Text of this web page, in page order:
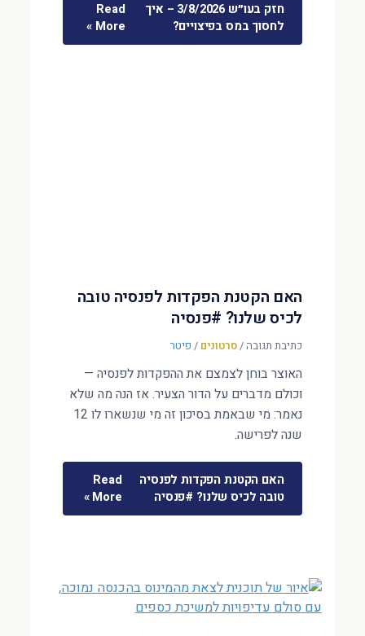
חזק בעו״ש 3/8/2026 – איך
לחסוך במס בפיצויים?
Read
More »
האם הקטנת הפקדות לפנסיה טובה
לכיס שלנו? #פנסיה
כתיבת תגובה/סרטונים / פיטר
האוצר בוחן לצמצם את ההפקדות לפנסיה —
וכולם מדברים על הדור הצעיר. אז הנה מה שלא
נאמר: מי שבאמת בסיכון זה מי שנשארו לו 12
שנה לפרישה.
האם הקטנת הפקדות לפנסיה
טובה לכיס שלנו? #פנסיה
Read
More »